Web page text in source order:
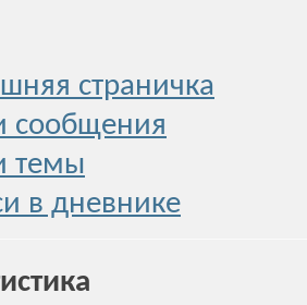
страничка
сообщения
темы
в дневнике